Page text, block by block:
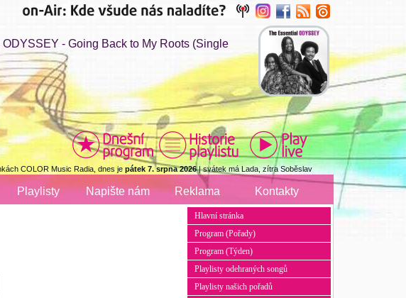
ODYSSEY - Going Back to My Roots (Single
COLOR Music Radia, dnes je pátek 7. srpna 2026| svátek má Lada, zítra Soběslav
Playlisty Napište nám Reklama Kontakty
Hlavní stránka
Program (Pořady)
Program (Týden)
Playlisty odehraných songů
Playlisty našich pořadů